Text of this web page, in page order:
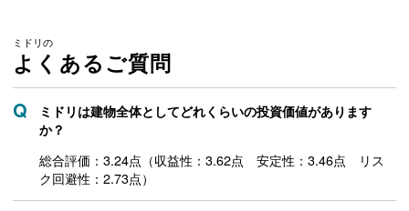
ミドリの
よくあるご質問
ミドリは建物全体としてどれくらいの投資価値があります
か？
総合評価：3.24点（収益性：3.62点 安定性：3.46点 リス
ク回避性：2.73点）